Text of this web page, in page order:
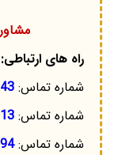
راه های ارتباطی:
شماره تماس:
شماره تماس:
شماره تماس: